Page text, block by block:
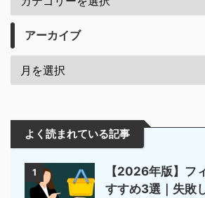
アーカイブ
よく読まれている記事
1
【2026年版】フ
すすめ3選｜失敗